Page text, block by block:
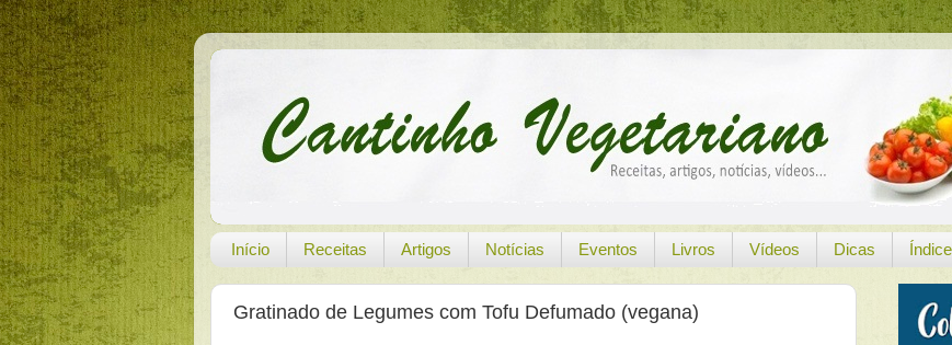
Início Receitas Artigos Notícias Eventos Livros Vídeos Dicas
Gratinado de Legumes com Tofu Defumado (vegana)